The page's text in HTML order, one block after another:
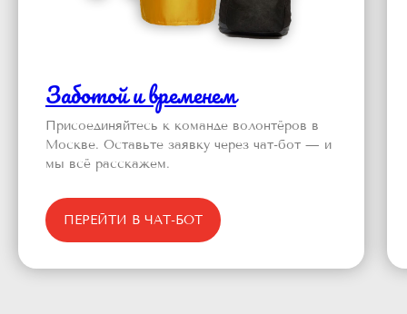
Заботой и временем
Присоединяйтесь к команде волонтёров в
Москве. Оставьте заявку через чат-бот — и
мы всё расскажем.
ПЕРЕЙТИ В ЧАТ-БОТ